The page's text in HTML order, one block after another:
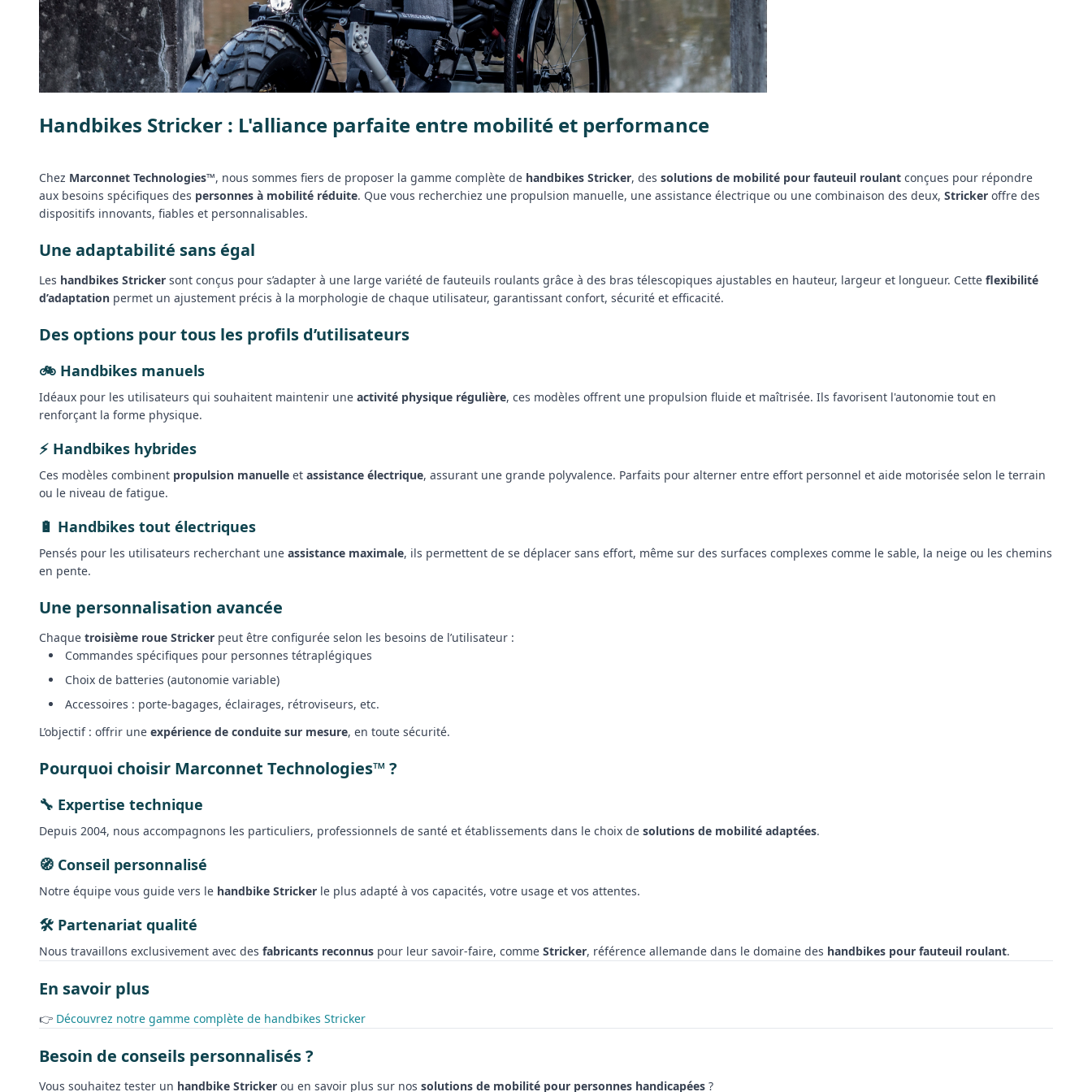
Handbikes Stricker : L'alliance parfaite entre mobilité et performance
Chez Marconnet Technologies™, nous sommes fiers de proposer la gamme complète de handbikes Stricker, des solutions de mobilité pour fauteuil roulant conçues pour répondre
aux besoins spécifiques des personnes à mobilité réduite. Que vous recherchiez une propulsion manuelle, une assistance électrique ou une combinaison des deux, Stricker offre des
dispositifs innovants, fiables et personnalisables.
Une adaptabilité sans égal
Les handbikes Stricker sont conçus pour s’adapter à une large variété de fauteuils roulants grâce à des bras télescopiques ajustables en hauteur, largeur et longueur. Cette flexibilité
d’adaptation permet un ajustement précis à la morphologie de chaque utilisateur, garantissant confort, sécurité et efficacité.
Des options pour tous les profils d’utilisateurs
🚲 Handbikes manuels
Idéaux pour les utilisateurs qui souhaitent maintenir une activité physique régulière, ces modèles offrent une propulsion fluide et maîtrisée. Ils favorisent l'autonomie tout en
renforçant la forme physique.
⚡ Handbikes hybrides
Ces modèles combinent propulsion manuelle et assistance électrique, assurant une grande polyvalence. Parfaits pour alterner entre effort personnel et aide motorisée selon le terrain
ou le niveau de fatigue.
🔋 Handbikes tout électriques
Pensés pour les utilisateurs recherchant une assistance maximale, ils permettent de se déplacer sans effort, même sur des surfaces complexes comme le sable, la neige ou les chemins
en pente.
Une personnalisation avancée
Chaque troisième roue Stricker peut être configurée selon les besoins de l’utilisateur :
Commandes spécifiques pour personnes tétraplégiques
Choix de batteries (autonomie variable)
Accessoires : porte-bagages, éclairages, rétroviseurs, etc.
L’objectif : offrir une expérience de conduite sur mesure, en toute sécurité.
Pourquoi choisir Marconnet Technologies™ ?
🔧 Expertise technique
Depuis 2004, nous accompagnons les particuliers, professionnels de santé et établissements dans le choix de solutions de mobilité adaptées.
🧭 Conseil personnalisé
Notre équipe vous guide vers le handbike Stricker le plus adapté à vos capacités, votre usage et vos attentes.
🛠 Partenariat qualité
Nous travaillons exclusivement avec des fabricants reconnus pour leur savoir-faire, comme Stricker, référence allemande dans le domaine des handbikes pour fauteuil roulant.
En savoir plus
👉 Découvrez notre gamme complète de handbikes Stricker
Besoin de conseils personnalisés ?
Vous souhaitez tester un handbike Stricker ou en savoir plus sur nos solutions de mobilité pour personnes handicapées ?